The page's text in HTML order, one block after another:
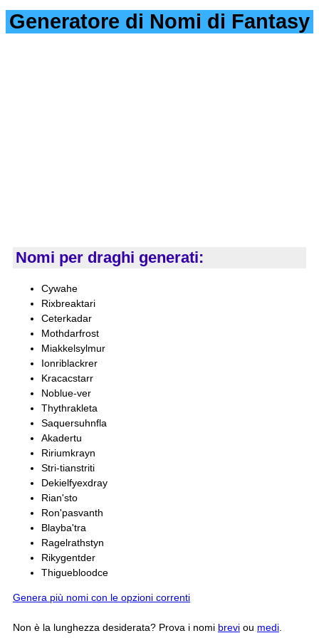
Generatore di Nomi di Fantasy
Nomi per draghi generati:
Cywahe
Rixbreaktari
Ceterkadar
Mothdarfrost
Miakkelsylmur
Ionriblackrer
Kracacstarr
Noblue-ver
Thythrakleta
Saquersuhnfla
Akadertu
Ririumkrayn
Stri-tianstriti
Dekielfyexdray
Rian'sto
Ron'pasvanth
Blayba'tra
Ragelrathstyn
Rikygentder
Thiguebloodce
Genera più nomi con le opzioni correnti
Non è la lunghezza desiderata? Prova i nomi brevi ou medi